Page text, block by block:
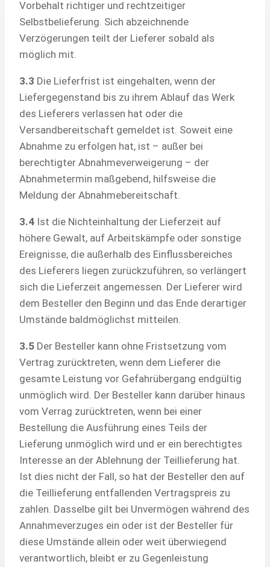
Vorbehalt richtiger und rechtzeitiger
Selbstbelieferung. Sich abzeichnende
Verzögerungen teilt der Lieferer sobald als
möglich mit.
3.3 Die Lieferfrist ist eingehalten, wenn der
Liefergegenstand bis zu ihrem Ablauf das Werk
des Lieferers verlassen hat oder die
Versandbereitschaft gemeldet ist. Soweit eine
Abnahme zu erfolgen hat, ist – außer bei
berechtigter Abnahmeverweigerung – der
Abnahmetermin maßgebend, hilfsweise die
Meldung der Abnahmebereitschaft.
3.4 Ist die Nichteinhaltung der Lieferzeit auf
höhere Gewalt, auf Arbeitskämpfe oder sonstige
Ereignisse, die außerhalb des Einflussbereiches
des Lieferers liegen zurückzuführen, so verlängert
sich die Lieferzeit angemessen. Der Lieferer wird
dem Besteller den Beginn und das Ende derartiger
Umstände baldmöglichst mitteilen.
3.5 Der Besteller kann ohne Fristsetzung vom
Vertrag zurücktreten, wenn dem Lieferer die
gesamte Leistung vor Gefahrübergang endgültig
unmöglich wird. Der Besteller kann darüber hinaus
vom Verrag zurücktreten, wenn bei einer
Bestellung die Ausführung eines Teils der
Lieferung unmöglich wird und er ein berechtigtes
Interesse an der Ablehnung der Teillieferung hat.
Ist dies nicht der Fall, so hat der Besteller den auf
die Teillieferung entfallenden Vertragspreis zu
zahlen. Dasselbe gilt bei Unvermögen während des
Annahmeverzuges ein oder ist der Besteller für
diese Umstände allein oder weit überwiegend
verantwortlich, bleibt er zu Gegenleistung